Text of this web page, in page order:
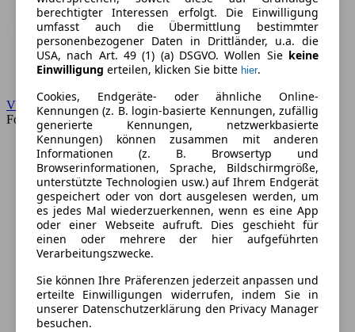
VW
Forum
berechtigter Interessen erfolgt. Die Einwilligung
umfasst auch die Übermittlung bestimmter
personenbezogener Daten in Drittländer, u.a. die
USA, nach Art. 49 (1) (a) DSGVO. Wollen Sie keine
Einwilligung erteilen, klicken Sie bitte hier.
Cookies, Endgeräte- oder ähnliche Online-
Kennungen (z. B. login-basierte Kennungen, zufällig
generierte Kennungen, netzwerkbasierte
Kennungen) können zusammen mit anderen
Informationen (z. B. Browsertyp und
Browserinformationen, Sprache, Bildschirmgröße,
unterstützte Technologien usw.) auf Ihrem Endgerät
gespeichert oder von dort ausgelesen werden, um
es jedes Mal wiederzuerkennen, wenn es eine App
oder einer Webseite aufruft. Dies geschieht für
einen oder mehrere der hier aufgeführten
Verarbeitungszwecke.
Sie können Ihre Präferenzen jederzeit anpassen und
erteilte Einwilligungen widerrufen, indem Sie in
unserer Datenschutzerklärung den Privacy Manager
besuchen.